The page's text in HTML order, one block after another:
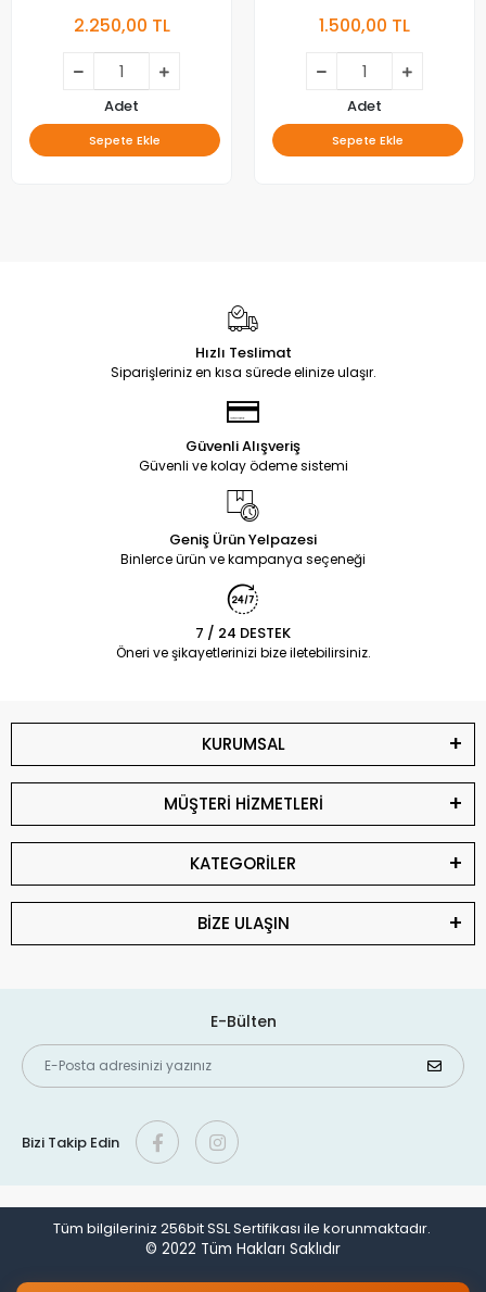
2.250,00 TL
Adet
Sepete Ekle
1.500,00 TL
Adet
Sepete Ekle
Hızlı Teslimat
Siparişleriniz en kısa sürede elinize ulaşır.
Güvenli Alışveriş
Güvenli ve kolay ödeme sistemi
Geniş Ürün Yelpazesi
Binlerce ürün ve kampanya seçeneği
7 / 24 DESTEK
Öneri ve şikayetlerinizi bize iletebilirsiniz.
KURUMSAL
MÜŞTERİ HİZMETLERİ
KATEGORİLER
BİZE ULAŞIN
E-Bülten
Bizi Takip Edin
Tüm bilgileriniz 256bit SSL Sertifikası ile korunmaktadır.
© 2022 Tüm Hakları Saklıdır